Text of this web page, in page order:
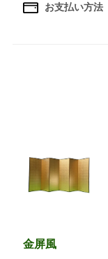
お支払い方法
金屏風